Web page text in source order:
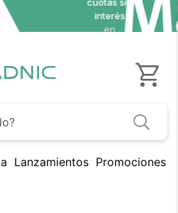
interés
Lanzamientos Promociones